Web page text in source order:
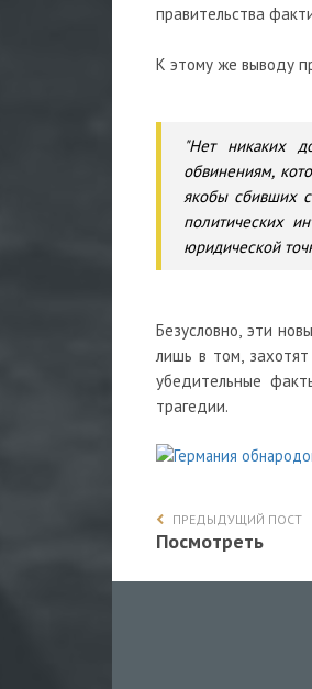
правительства
К этому же выводу
"Нет никаких
обвинениям,
якобы сбивших
политических
юридической
Безусловно, эти
лишь в том,
убедительные
трагедии.
ПРЕДЫДУЩИЙ ПОСТ
Посмотреть